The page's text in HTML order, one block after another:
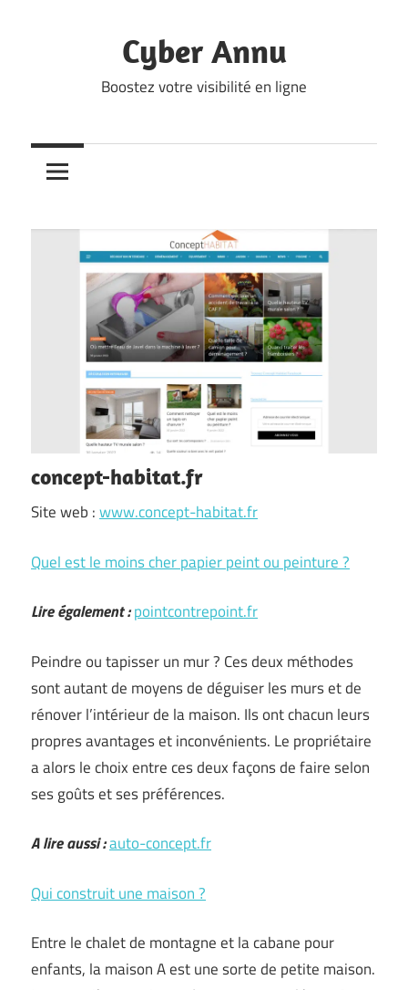
Cyber Annu
Boostez votre visibilité en ligne
concept-habitat.fr
Site web :www.concept-habitat.fr
Quel est le moins cher papier peint ou peinture ?
Lire également :pointcontrepoint.fr
Peindre ou tapisser un mur ? Ces deux méthodes
sont autant de moyens de déguiser les murs et de
rénover l’intérieur de la maison. Ils ont chacun leurs
propres avantages et inconvénients. Le propriétaire
a alors le choix entre ces deux façons de faire selon
ses goûts et ses préférences.
A lire aussi :auto-concept.fr
Qui construit une maison ?
Entre le chalet de montagne et la cabane pour
enfants, la maison A est une sorte de petite maison.